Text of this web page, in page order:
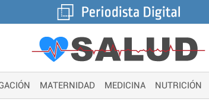
MATERNIDAD MEDICINA NUTRICIÓN